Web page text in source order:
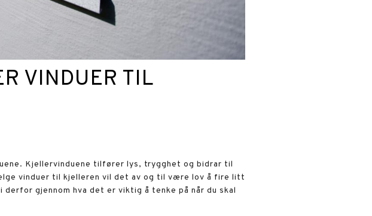
VINDUER TIL
Kjellervinduene tilfører lys, trygghet og bidrar til
vinduer til kjelleren vil det av og til være lov å fire litt
gjennom hva det er viktig å tenke på når du skal